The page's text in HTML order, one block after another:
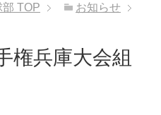
部 TOP お知らせ
権兵庫大会組